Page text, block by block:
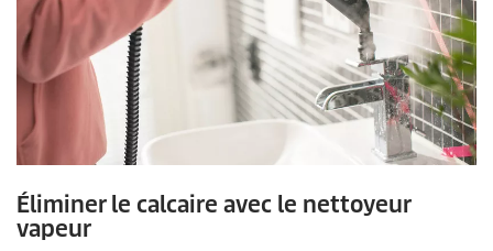
Éliminer le calcaire avec le nettoyeur
vapeur